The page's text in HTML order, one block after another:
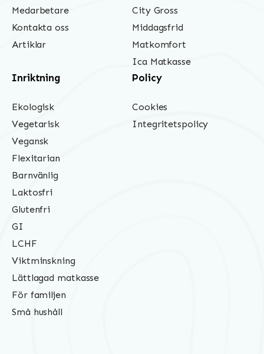
Medarbetare
Kontakta oss
Artiklar
City Gross
Middagsfrid
Matkomfort
Ica Matkasse
Inriktning
Ekologisk
Vegetarisk
Vegansk
Flexitarian
Barnvänlig
Laktosfri
Glutenfri
GI
LCHF
Viktminskning
Lättlagad matkasse
För familjen
Små hushåll
Policy
Cookies
Integritetspolicy